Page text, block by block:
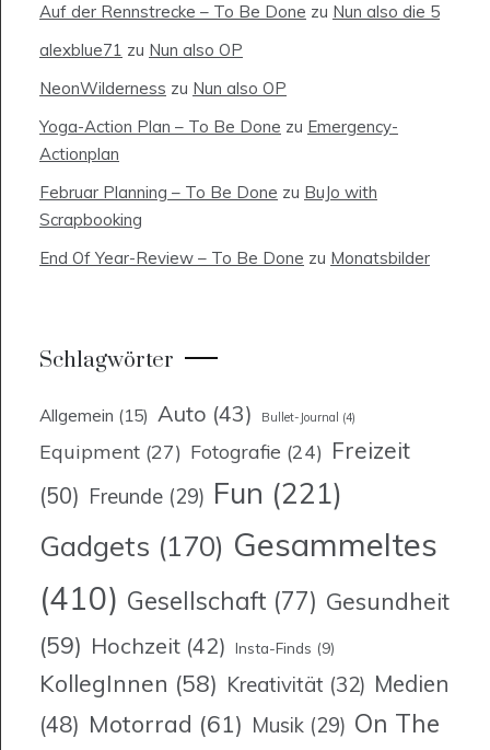
Auf der Rennstrecke – To Be Done zu Nun also die 5
alexblue71 zu Nun also OP
NeonWilderness zu Nun also OP
Yoga-Action Plan – To Be Done zu Emergency-
Actionplan
Februar Planning – To Be Done zu BuJo with
Scrapbooking
End Of Year-Review – To Be Done zu Monatsbilder
Schlagwörter
Allgemein (15) Auto (43) Bullet-Journal (4)
Equipment (27) Fotografie (24) Freizeit
(50) Freunde (29) Fun (221)
Gadgets (170) Gesammeltes
(410) Gesellschaft (77) Gesundheit
(59) Hochzeit (42) Insta-Finds (9)
KollegInnen (58) Kreativität (32) Medien
(48) Motorrad (61) Musik (29) On The